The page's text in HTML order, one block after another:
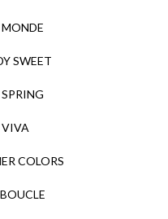
SWEET
COLORS